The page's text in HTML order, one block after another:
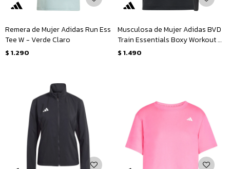
Remera de Mujer Adidas Run Ess
Tee W - Verde Claro
$ 1.290
Musculosa de Mujer Adidas BVD
Train Essentials Boxy Workout -
Negro
$ 1.490